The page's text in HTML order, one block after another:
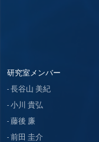
研究室メンバー
長谷山 美紀
小川 貴弘
藤後 廉
前田 圭介